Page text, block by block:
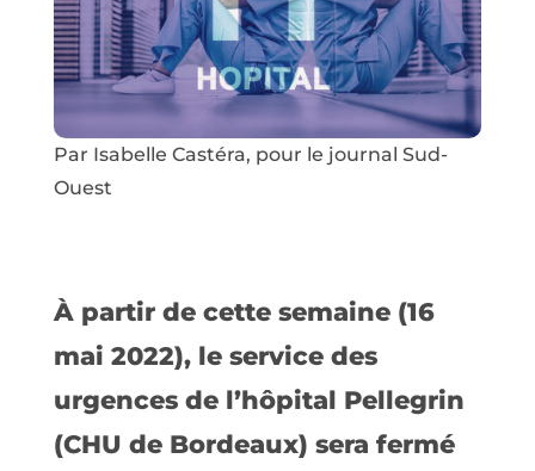
Par Isabelle Castéra, pour le journal Sud-
Ouest
À partir de cette semaine (16
mai 2022), le service des
urgences de l’hôpital Pellegrin
(CHU de Bordeaux) sera fermé